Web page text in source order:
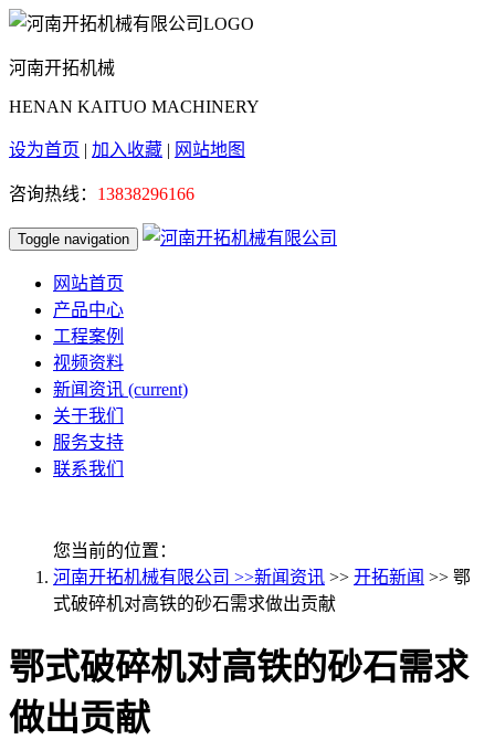
河南开拓机械
HENAN KAITUO MACHINERY
设为首页 | 加入收藏 | 网站地图
咨询热线： 13838296166
Toggle navigation
网站首页
产品中心
工程案例
视频资料
新闻资讯 (current)
关于我们
服务支持
联系我们
您当前的位置：
河南开拓机械有限公司 >>新闻资讯 >> 开拓新闻 >> 鄂
式破碎机对高铁的砂石需求做出贡献
鄂式破碎机对高铁的砂石需求
做出贡献